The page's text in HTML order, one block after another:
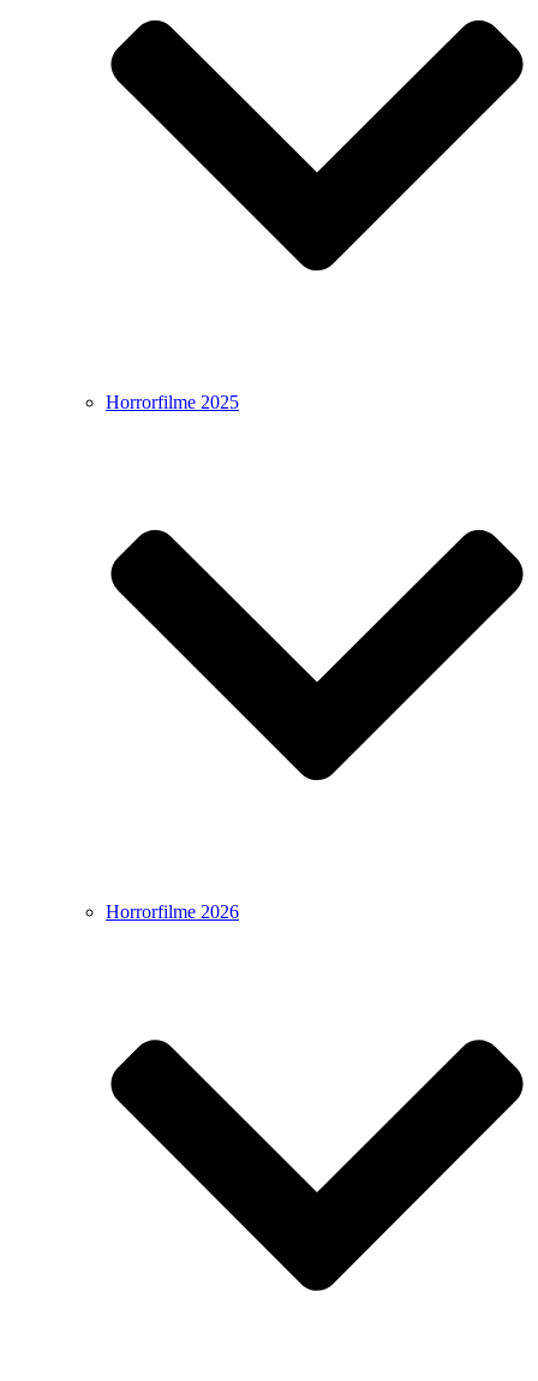
Horrorfilme 2025
Horrorfilme 2026